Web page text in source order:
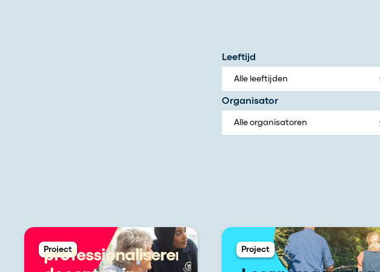
Leeftijd
Organisator
Project
professionaliseren
Project